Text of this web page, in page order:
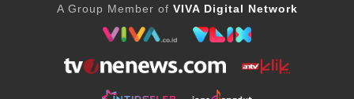
A Group Member of VIVA Digital Network